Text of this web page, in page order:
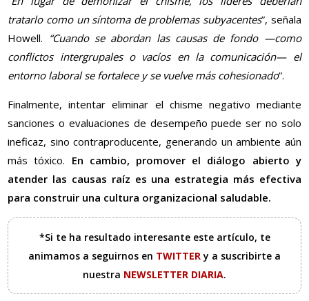
tratarlo como un síntoma de problemas subyacentes”, señala
Howell. “Cuando se abordan las causas de fondo —como
conflictos intergrupales o vacíos en la comunicación— el
entorno laboral se fortalece y se vuelve más cohesionado”.
Finalmente, intentar eliminar el chisme negativo mediante
sanciones o evaluaciones de desempeño puede ser no solo
ineficaz, sino contraproducente, generando un ambiente aún
más tóxico. En cambio, promover el diálogo abierto y
atender las causas raíz es una estrategia más efectiva
para construir una cultura organizacional saludable.
*Si te ha resultado interesante este artículo, te
animamos a seguirnos en TWITTERy a suscribirte a
nuestra NEWSLETTER DIARIA.